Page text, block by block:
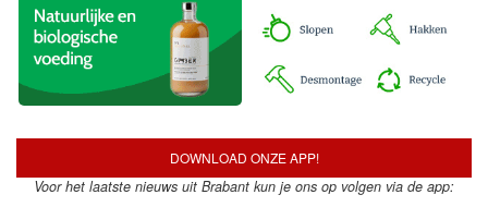
DOWNLOAD ONZE APP!
Voor het laatste nieuws uit Brabant kun je ons op volgen via de app: